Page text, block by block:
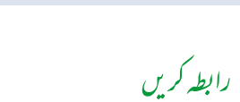
رابطہ کریں